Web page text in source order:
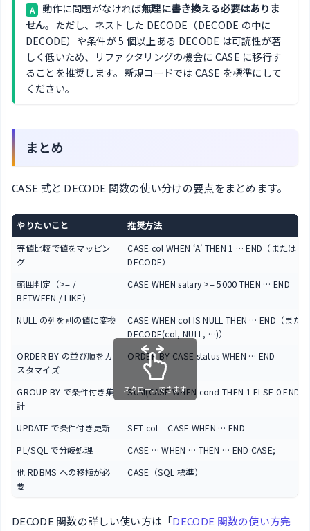
A 動作に問題がなければ無理に書き換える必要はありま
せん。ただし、ネストした DECODE（DECODE の中に
DECODE）や条件が 5 個以上ある DECODE は可読性が著
しく低いため、リファクタリングの機会に CASE に移行す
ることを推奨します。新規コードでは CASE を標準にして
ください。
まとめ
CASE 式と DECODE 関数の使い分けの要点をまとめます。
やりたいこと
推奨方法
等値比較で値をマッピン
グ
CASE col WHEN ‘A’ THEN 1 … END（または
DECODE）
範囲判定（>= /
BETWEEN / LIKE）
CASE WHEN salary >= 5000 THEN … END
NULL の列を別の値に変換
CASE WHEN col IS NULL THEN … END（または
DECODE(col, NULL, …)）
ORDER BY の並び順をカ
スタマイズ
ORDER BY CASE status WHEN … END
GROUP BY で条件付き集
計
SUM(CASE WHEN cond THEN 1 ELSE 0 END)
UPDATE で条件付き更新
SET col = CASE WHEN … END
PL/SQL で分岐処理
CASE … WHEN … THEN … END CASE;
他 RDBMS への移植が必
要
CASE（SQL 標準）
スクロールできます
DECODE 関数の詳しい使い方は「DECODE 関数の使い方完